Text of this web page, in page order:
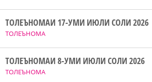
ТОЛЕЪНОМА
ТОЛЕЪНОМАИ 17-УМИ ИЮЛИ СОЛИ 2026
ТОЛЕЪНОМА
ТОЛЕЪНОМАИ 8-УМИ ИЮЛИ СОЛИ 2026